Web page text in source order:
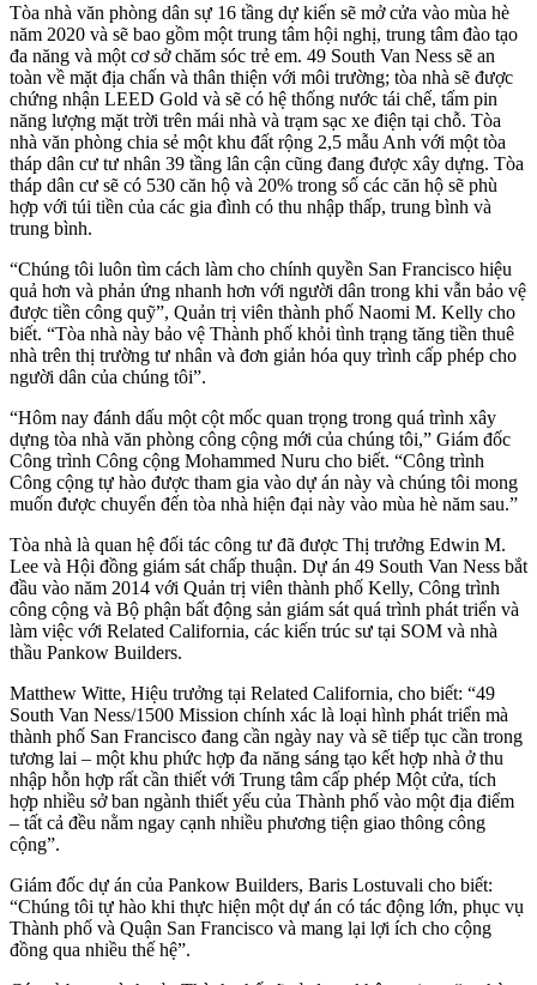
Tòa nhà văn phòng dân sự 16 tầng dự kiến sẽ mở cửa vào mùa hè
năm 2020 và sẽ bao gồm một trung tâm hội nghị, trung tâm đào tạo
đa năng và một cơ sở chăm sóc trẻ em. 49 South Van Ness sẽ an
toàn về mặt địa chấn và thân thiện với môi trường; tòa nhà sẽ được
chứng nhận LEED Gold và sẽ có hệ thống nước tái chế, tấm pin
năng lượng mặt trời trên mái nhà và trạm sạc xe điện tại chỗ. Tòa
nhà văn phòng chia sẻ một khu đất rộng 2,5 mẫu Anh với một tòa
tháp dân cư tư nhân 39 tầng lân cận cũng đang được xây dựng. Tòa
tháp dân cư sẽ có 530 căn hộ và 20% trong số các căn hộ sẽ phù
hợp với túi tiền của các gia đình có thu nhập thấp, trung bình và
trung bình.
“Chúng tôi luôn tìm cách làm cho chính quyền San Francisco hiệu
quả hơn và phản ứng nhanh hơn với người dân trong khi vẫn bảo vệ
được tiền công quỹ”, Quản trị viên thành phố Naomi M. Kelly cho
biết. “Tòa nhà này bảo vệ Thành phố khỏi tình trạng tăng tiền thuê
nhà trên thị trường tư nhân và đơn giản hóa quy trình cấp phép cho
người dân của chúng tôi”.
“Hôm nay đánh dấu một cột mốc quan trọng trong quá trình xây
dựng tòa nhà văn phòng công cộng mới của chúng tôi,” Giám đốc
Công trình Công cộng Mohammed Nuru cho biết. “Công trình
Công cộng tự hào được tham gia vào dự án này và chúng tôi mong
muốn được chuyển đến tòa nhà hiện đại này vào mùa hè năm sau.”
Tòa nhà là quan hệ đối tác công tư đã được Thị trưởng Edwin M.
Lee và Hội đồng giám sát chấp thuận. Dự án 49 South Van Ness bắt
đầu vào năm 2014 với Quản trị viên thành phố Kelly, Công trình
công cộng và Bộ phận bất động sản giám sát quá trình phát triển và
làm việc với Related California, các kiến trúc sư tại SOM và nhà
thầu Pankow Builders.
Matthew Witte, Hiệu trưởng tại Related California, cho biết: “49
South Van Ness/1500 Mission chính xác là loại hình phát triển mà
thành phố San Francisco đang cần ngày nay và sẽ tiếp tục cần trong
tương lai – một khu phức hợp đa năng sáng tạo kết hợp nhà ở thu
nhập hỗn hợp rất cần thiết với Trung tâm cấp phép Một cửa, tích
hợp nhiều sở ban ngành thiết yếu của Thành phố vào một địa điểm
– tất cả đều nằm ngay cạnh nhiều phương tiện giao thông công
cộng”.
Giám đốc dự án của Pankow Builders, Baris Lostuvali cho biết:
“Chúng tôi tự hào khi thực hiện một dự án có tác động lớn, phục vụ
Thành phố và Quận San Francisco và mang lại lợi ích cho cộng
đồng qua nhiều thế hệ”.